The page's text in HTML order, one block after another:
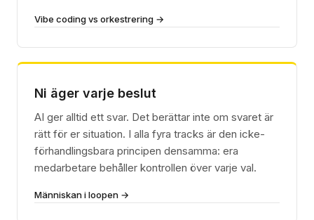
Vibe coding vs orkestrering →
Ni äger varje beslut
AI ger alltid ett svar. Det berättar inte om svaret är
rätt för er situation. I alla fyra tracks är den icke-
förhandlingsbara principen densamma: era
medarbetare behåller kontrollen över varje val.
Människan i loopen →